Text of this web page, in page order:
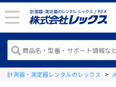
計測器・測定器レンタルのレックス >